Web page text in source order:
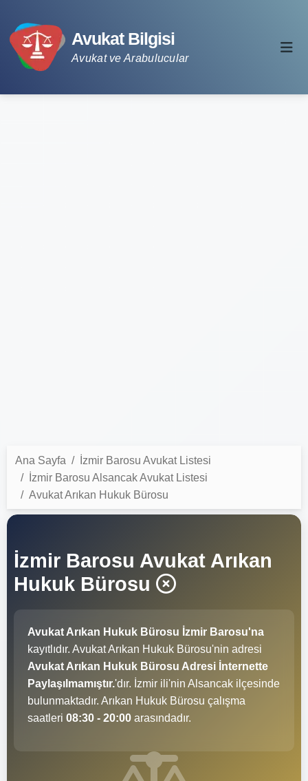
Avukat Bilgisi
Avukat ve Arabulucular
Ana Sayfa
İzmir Barosu Avukat Listesi
İzmir Barosu Alsancak Avukat Listesi
Avukat Arıkan Hukuk Bürosu
İzmir Barosu Avukat Arıkan
Hukuk Bürosu
Avukat Arıkan Hukuk Bürosu İzmir Barosu'na
kayıtlıdır. Avukat Arıkan Hukuk Bürosu'nin adresi
Avukat Arıkan Hukuk Bürosu Adresi İnternette
Paylaşılmamıştır.'dır. İzmir ili'nin Alsancak ilçesinde
bulunmaktadır. Arıkan Hukuk Bürosu çalışma
saatleri 08:30 - 20:00 arasındadır.